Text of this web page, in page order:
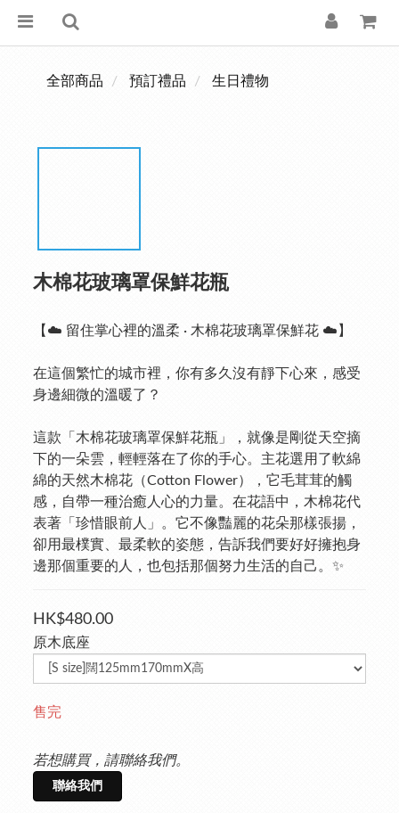
全部商品 預訂禮品 生日禮物
木棉花玻璃罩保鮮花瓶
【☁️ 留住掌心裡的溫柔 · 木棉花玻璃罩保鮮花 ☁️】
在這個繁忙的城市裡，你有多久沒有靜下心來，感受
身邊細微的溫暖了？
這款「木棉花玻璃罩保鮮花瓶」，就像是剛從天空摘
下的一朵雲，輕輕落在了你的手心。主花選用了軟綿
綿的天然木棉花（Cotton Flower），它毛茸茸的觸
感，自帶一種治癒人心的力量。在花語中，木棉花代
表著「珍惜眼前人」。它不像豔麗的花朵那樣張揚，
卻用最樸實、最柔軟的姿態，告訴我們要好好擁抱身
邊那個重要的人，也包括那個努力生活的自己。✨
HK$480.00
原木底座
售完
若想購買，請聯絡我們。
聯絡我們